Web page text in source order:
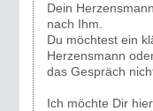
Dein
nach Ihm.
Du möchtest ein
Herzensmann
das Gespräch
Ich möchte Dir